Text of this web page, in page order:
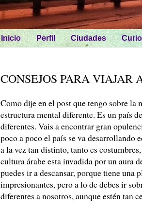
Inicio Perfil Ciudades
CONSEJOS PARA VIAJAR
Como dije en el post que tengo sobre la
estructura mental diferente. Es un país
diferentes. Vais a encontrar gran
poco a poco el país se va desarrollando
a la vez tan distinto, tanto es
cultura árabe esta invadida por un aura
puedes ir a descansar, porque tiene una
impresionantes, pero a lo de debes ir
diferentes a nosotros, aunque estén tan